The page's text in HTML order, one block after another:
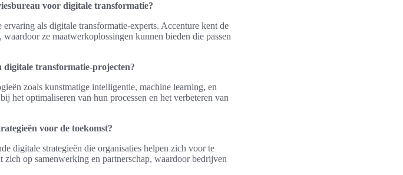
voor digitale transformatie?
als digitale transformatie-experts. Accenture kent de
ze maatwerkoplossingen kunnen bieden die passen
digitale transformatie-projecten?
zoals kunstmatige intelligentie, machine learning, en
het optimaliseren van hun processen en het verbeteren van
voor de toekomst?
digitale strategieën die organisaties helpen zich voor te
op samenwerking en partnerschap, waardoor bedrijven